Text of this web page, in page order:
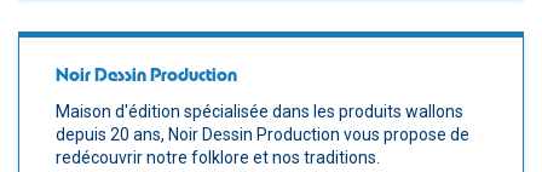
Noir Dessin Production
Maison d'édition spécialisée dans les produits wallons
depuis 20 ans, Noir Dessin Production vous propose de
redécouvrir notre folklore et nos traditions.